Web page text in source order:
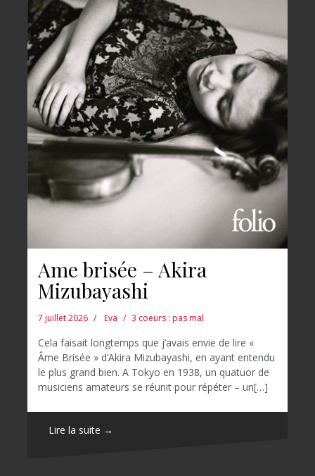
Ame brisée – Akira
Mizubayashi
7 juillet 2026 Eva 3 coeurs : pas mal
Cela faisait longtemps que j’avais envie de lire «
Âme Brisée » d’Akira Mizubayashi, en ayant entendu
le plus grand bien. A Tokyo en 1938, un quatuor de
musiciens amateurs se réunit pour répéter – un[…]
Lire la suite →